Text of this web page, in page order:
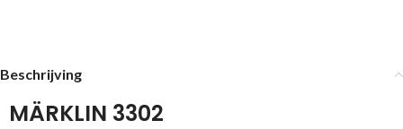
Beschrijving
MÄRKLIN 3302